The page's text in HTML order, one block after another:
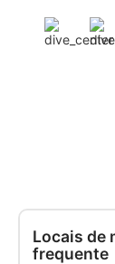
Locais de
frequente